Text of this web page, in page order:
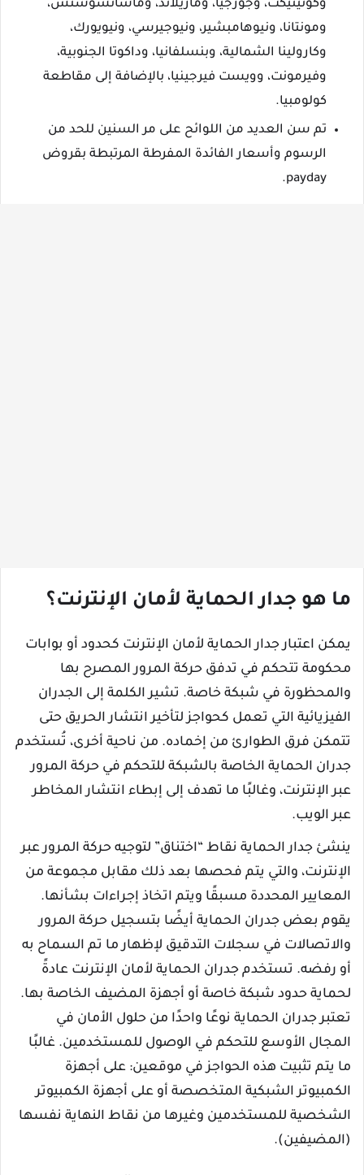
وكونيتيكت، وجورجيا، وماريلاند، وماساتشوستس،
ومونتانا، ونيوهامبشير، ونيوجيرسي، ونيويورك،
وكارولينا الشمالية، وبنسلفانيا، وداكوتا الجنوبية،
وفيرمونت، وويست فيرجينيا، بالإضافة إلى مقاطعة
كولومبيا.
تم سن العديد من اللوائح على مر السنين للحد من
الرسوم وأسعار الفائدة المفرطة المرتبطة بقروض
payday.
ما هو جدار الحماية لأمان الإنترنت؟
يمكن اعتبار جدار الحماية لأمان الإنترنت كحدود أو بوابات
محكومة تتحكم في تدفق حركة المرور المصرح بها
والمحظورة في شبكة خاصة. تشير الكلمة إلى الجدران
الفيزيائية التي تعمل كحواجز لتأخير انتشار الحريق حتى
تتمكن فرق الطوارئ من إخماده. من ناحية أخرى، تُستخدم
جدران الحماية الخاصة بالشبكة للتحكم في حركة المرور
عبر الإنترنت، وغالبًا ما تهدف إلى إبطاء انتشار المخاطر
عبر الويب.
ينشئ جدار الحماية نقاط “اختناق” لتوجيه حركة المرور عبر
الإنترنت، والتي يتم فحصها بعد ذلك مقابل مجموعة من
المعايير المحددة مسبقًا ويتم اتخاذ إجراءات بشأنها.
يقوم بعض جدران الحماية أيضًا بتسجيل حركة المرور
والاتصالات في سجلات التدقيق لإظهار ما تم السماح به
أو رفضه. تستخدم جدران الحماية لأمان الإنترنت عادةً
لحماية حدود شبكة خاصة أو أجهزة المضيف الخاصة بها.
تعتبر جدران الحماية نوعًا واحدًا من حلول الأمان في
المجال الأوسع للتحكم في الوصول للمستخدمين. غالبًا
ما يتم تثبيت هذه الحواجز في موقعين: على أجهزة
الكمبيوتر الشبكية المتخصصة أو على أجهزة الكمبيوتر
الشخصية للمستخدمين وغيرها من نقاط النهاية نفسها
(المضيفين).